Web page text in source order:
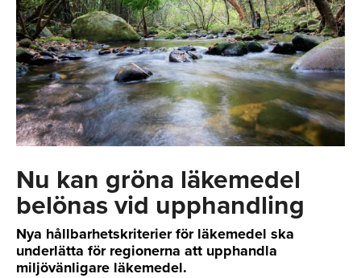
Nu kan gröna läkemedel
belönas vid upphandling
Nya hållbarhetskriterier för läkemedel ska
underlätta för regionerna att upphandla
miljövänligare läkemedel.